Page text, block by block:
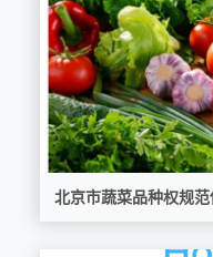
北京市蔬菜品种权规范